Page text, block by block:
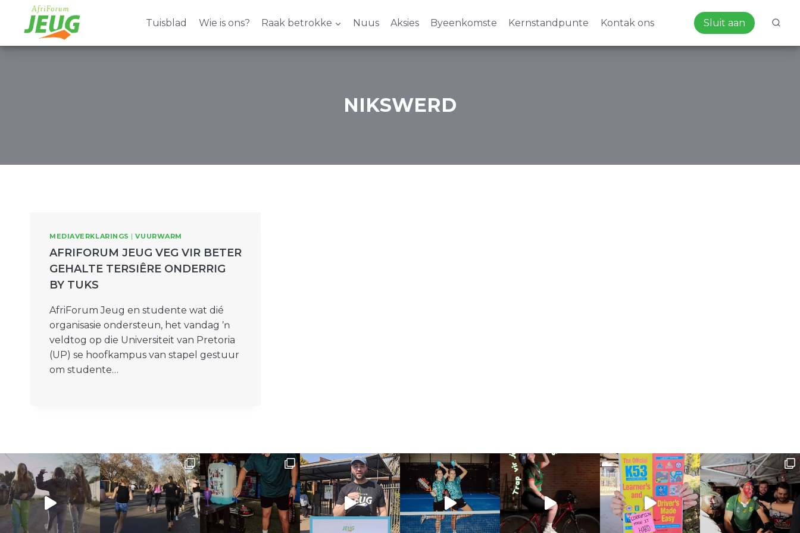
content
Tuisblad Wie is ons? Raak betrokke Nuus Aksies Byeenkomste Kernstandpunte Kontak ons Sluit aan
NIKSWERD
MEDIAVERKLARINGS |VUURWARM
AFRIFORUM JEUG VEG VIR BETER
GEHALTE TERSIÊRE ONDERRIG
BY TUKS
AfriForum Jeug en studente wat dié
organisasie ondersteun, het vandag ŉ
veldtog op die Universiteit van Pretoria
(UP) se hoofkampus van stapel gestuur
om studente…